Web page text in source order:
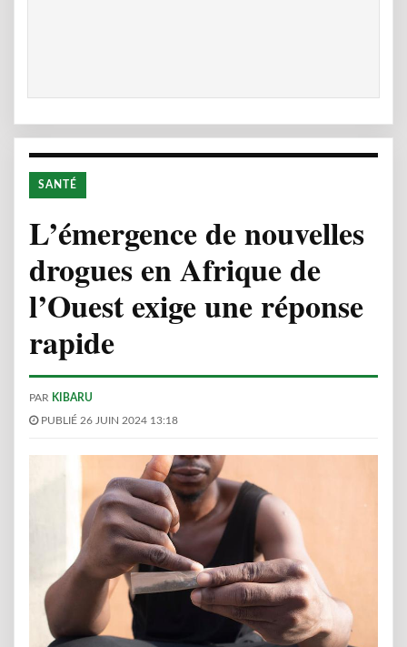
SANTÉ
L’émergence de nouvelles
drogues en Afrique de
l’Ouest exige une réponse
rapide
PAR KIBARU
PUBLIÉ 26 JUIN 2024 13:18